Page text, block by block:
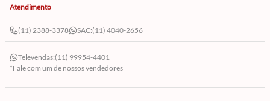
Atendimento
(11) 2388-3378 SAC:(11) 4040-2656
Televendas:(11) 99954-4401
*Fale com um de nossos vendedores